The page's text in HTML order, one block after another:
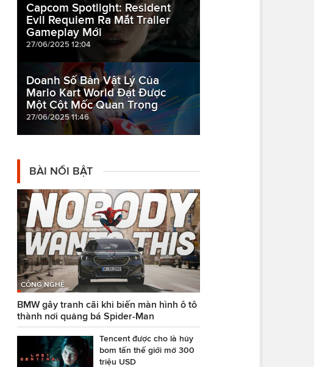
Capcom Spotlight: Resident
Evil Requiem Ra Mắt Trailer
Gameplay Mới
27/06/2025 12:04
Doanh Số Bản Vật Lý Của
Mario Kart World Đạt Được
Một Cột Mốc Quan Trọng
27/06/2025 11:46
BÀI NỔI BẬT
CÔNG NGHỆ
BMW gây tranh cãi khi biến màn hình ô tô
thành nơi quảng bá Spider-Man
Tencent được cho là hủy
bom tấn thế giới mở 300
triệu USD